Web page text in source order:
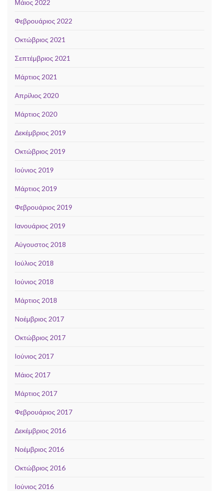
Μάιος 2022
Φεβρουάριος 2022
Οκτώβριος 2021
Σεπτέμβριος 2021
Μάρτιος 2021
Απρίλιος 2020
Μάρτιος 2020
Δεκέμβριος 2019
Οκτώβριος 2019
Ιούνιος 2019
Μάρτιος 2019
Φεβρουάριος 2019
Ιανουάριος 2019
Αύγουστος 2018
Ιούλιος 2018
Ιούνιος 2018
Μάρτιος 2018
Νοέμβριος 2017
Οκτώβριος 2017
Ιούνιος 2017
Μάιος 2017
Μάρτιος 2017
Φεβρουάριος 2017
Δεκέμβριος 2016
Νοέμβριος 2016
Οκτώβριος 2016
Ιούνιος 2016